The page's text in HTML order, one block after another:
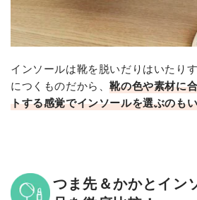
インソールは靴を脱いだりはいたり
につくものだから、靴の色や素材に
トする感覚でインソールを選ぶのも
つま先＆かかとイン